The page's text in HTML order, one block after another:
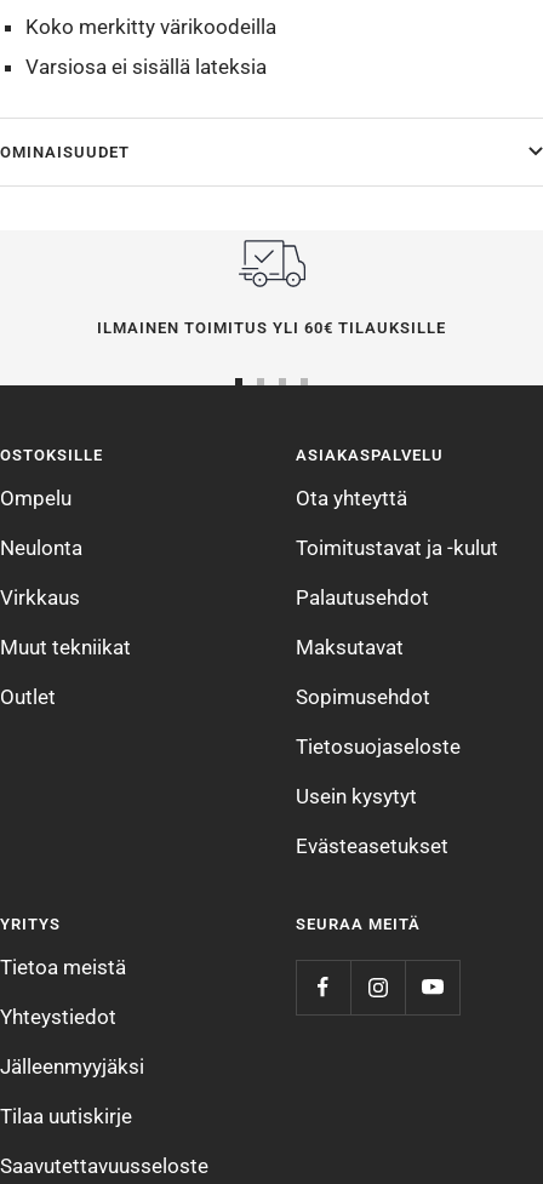
Koko merkitty värikoodeilla
Varsiosa ei sisällä lateksia
OMINAISUUDET
ILMAINEN TOIMITUS YLI 60€ TILAUKSILLE
4
OSTOKSILLE
Ompelu
Neulonta
Virkkaus
Muut tekniikat
Outlet
ASIAKASPALVELU
Ota yhteyttä
Toimitustavat ja -kulut
Palautusehdot
Maksutavat
Sopimusehdot
Tietosuojaseloste
Usein kysytyt
Evästeasetukset
YRITYS
Tietoa meistä
Yhteystiedot
Jälleenmyyjäksi
Tilaa uutiskirje
Saavutettavuusseloste
SEURAA MEITÄ